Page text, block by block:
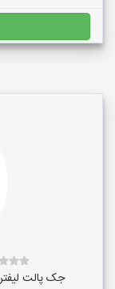
جک پالت